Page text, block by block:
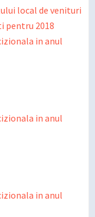
local de venituri
pentru 2018
in anul
in anul
in anul